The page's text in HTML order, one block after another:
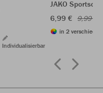
Individualisierbar
JAKO
6,99 € 9,99 €
in 2